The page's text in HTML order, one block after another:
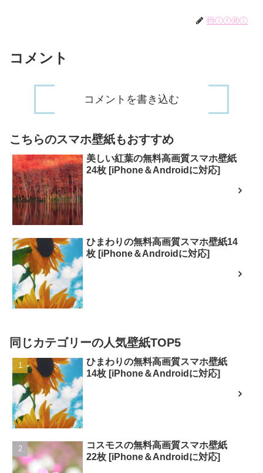
ⓜⓘⓡⓔⓘ
コメント
コメントを書き込む
こちらのスマホ壁紙もおすすめ
美しい紅葉の無料高画質スマホ壁紙
24枚 [iPhone＆Androidに対応]
ひまわりの無料高画質スマホ壁紙14
枚 [iPhone＆Androidに対応]
同じカテゴリーの人気壁紙TOP5
ひまわりの無料高画質スマホ壁紙
14枚 [iPhone＆Androidに対応]
コスモスの無料高画質スマホ壁紙
22枚 [iPhone＆Androidに対応]